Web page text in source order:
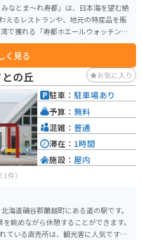
なとま～れ寿都」は、日本海を望む絶
えるレストランや、地元の特産品を販
人気です。また、風力発電の風車が立
ダーのための休憩スペースも用意され
走る快適な道が続くので、ツーリング
どうぞ。また、「寿都昆布」を使った
く見る
の丘 お気に入り
1件）
海道磯谷郡蘭越町にある道の駅です。
眺めながら休憩することができます。
ている直売所は、観光客に人気です。
駐車： 駐車場あり
予算： 無料
混雑： 普通
滞在： 1時間
施設： 屋内